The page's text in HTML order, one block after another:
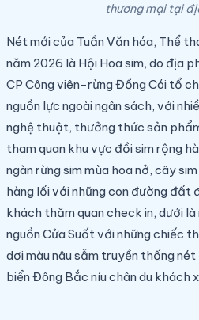
thương mại tại
Nét mới của Tuần Văn hóa, Thể
năm 2026 là Hội Hoa sim, do địa
CP Công viên-rừng Đồng Cói tổ
nguồn lực ngoài ngân sách, với
nghệ thuật, thưởng thức sản
tham quan khu vực đồi sim rộng
ngàn rừng sim mùa hoa nở, cây
hàng lối với những con đường đất
khách thăm quan check in, dưới
nguồn Cửa Suốt với những chiếc
dơi màu nâu sẫm truyền thống
biển Đông Bắc níu chân du khách